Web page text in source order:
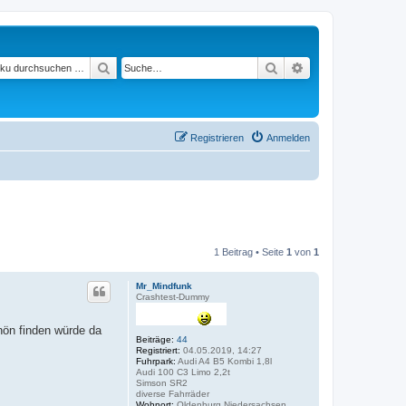
Suche
Suchen
Anmelden
Registrieren
1 Beitrag • Seite 1 von 1
Mr_Mindfunk
Crashtest-Dummy
Beiträge: 44
Registriert: 04.05.2019, 14:27
Fuhrpark: Audi A4 B5 Kombi 1,8l
Audi 100 C3 Limo 2,2t
Simson SR2
diverse Fahrräder
finden würde da